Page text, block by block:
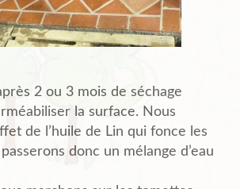
2 ou 3 mois de séchage
la surface. Nous
de l’huile de Lin qui fonce les
donc un mélange d’eau